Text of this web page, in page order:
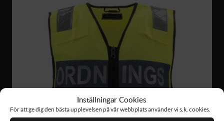
Inställningar Cookies
För att ge dig den bästa upplevelsen på vår webbplats använder vi s.k. cookies.